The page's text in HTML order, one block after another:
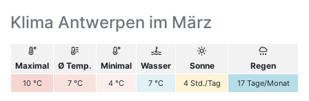
Klima Antwerpen im März
Maximal Ø Temp. Minimal Wasser Sonne Regen
10 °C 7 °C 4 °C 7 °C 4 Std./Tag 17 Tage/Monat